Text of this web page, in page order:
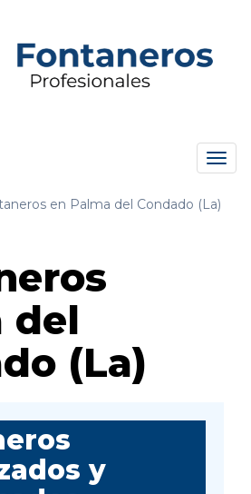
en Palma del Condado (La)
del
(La)
y